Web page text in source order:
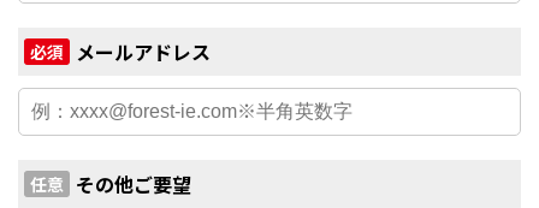
必須 メールアドレス
任意 その他ご要望